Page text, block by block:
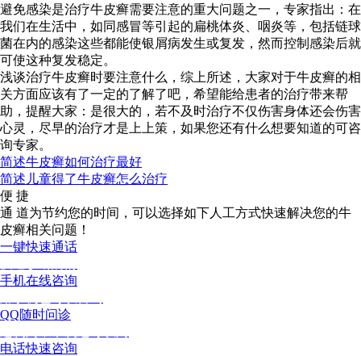
避免感染是治疗牛皮癣需要注意的重大问题之一，专家指出：在
我们在生活中，如同感冒等引起的扁桃体炎、咽炎等，包括链球
菌在内的感染这些都能使银屑病发生或复发，然而控制感染后就
可使这种复发稳定。
浅谈治疗牛皮癣时要注意什么，综上所述，大家对于牛皮癣的相
关方面应该有了一定的了解了吧，希望能给患者的治疗带来帮
助，提醒大家：是很大的，若不及时治疗不仅伤害身体还会伤害
心灵，尽早的治疗才是上上策，如果您还有什么想要知道的可咨
询专家。
简述牛皮癣如何治疗最好
简述儿童得了牛皮癣怎么治疗
便 捷
通 道为节约您的时间，可以选择如下人工方式快速解决您的牛
皮癣相关问题！
一键快速通话
手机在线咨询
QQ随时问诊
电话快速咨询